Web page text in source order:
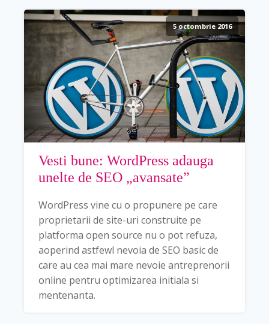
5 octombrie 2016
Vesti bune: WordPress adauga
unelte de SEO „avansate”
WordPress vine cu o propunere pe care
proprietarii de site-uri construite pe
platforma open source nu o pot refuza,
aoperind astfewl nevoia de SEO basic de
care au cea mai mare nevoie antreprenorii
online pentru optimizarea initiala si
mentenanta.